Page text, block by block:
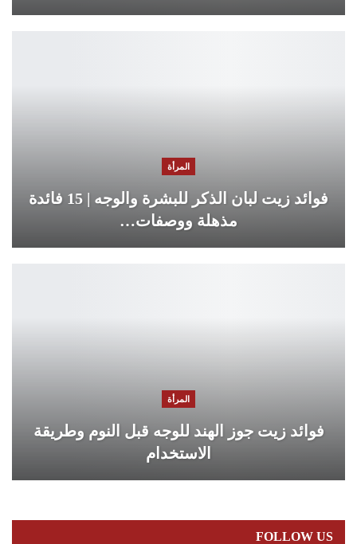
المرأة
فوائد زيت لبان الذكر للبشرة والوجه | 15 فائدة
مذهلة ووصفات…
المرأة
فوائد زيت جوز الهند للوجه قبل النوم وطريقة
الاستخدام
FOLLOW US